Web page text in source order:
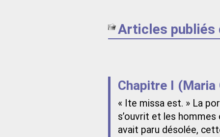
Articles publiés
Chapitre I (Maria
« Ite missa est. » La
s’ouvrit et les
avait paru désolée,